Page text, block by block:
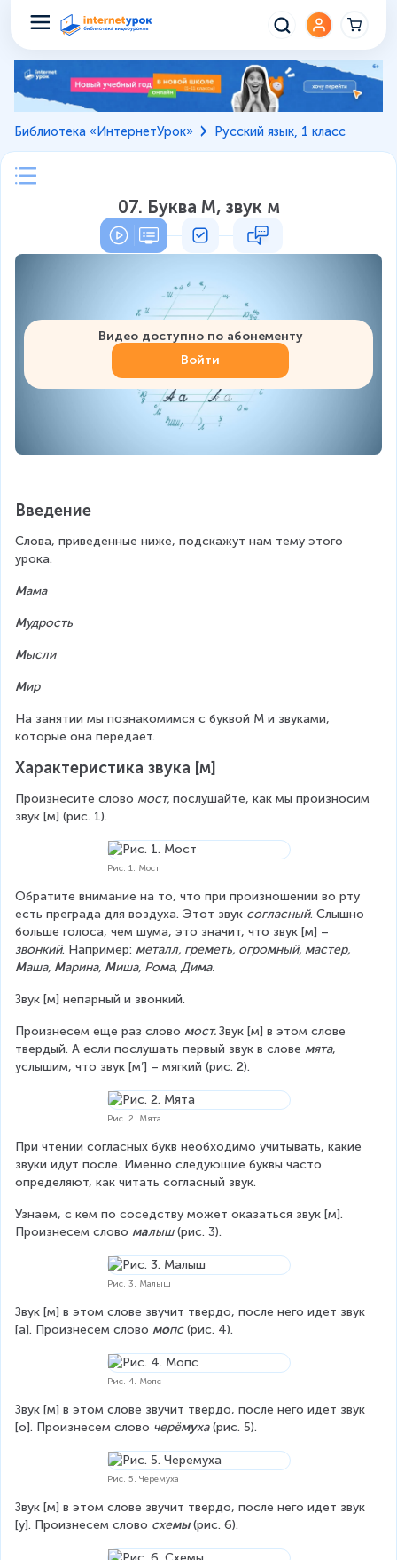
Библиотека «ИнтернетУрок» Русский язык, 1 класс
07. Буква М, звук м
Видео доступно по абонементу
Войти
Введение
Слова, приведенные ниже, подскажут нам тему этого
урока.
Мама
Мудрость
Мысли
Мир
На занятии мы познакомимся с буквой М и звуками,
которые она передает.
Характеристика звука [м]
Произнесите слово мост, послушайте, как мы произносим
звук [м] (рис. 1).
Рис. 1. Мост
Обратите внимание на то, что при произношении во рту
есть преграда для воздуха. Этот звук согласный. Слышно
больше голоса, чем шума, это значит, что звук [м] –
звонкий. Например: металл, греметь, огромный, мастер,
Маша, Марина, Миша, Рома, Дима.
Звук [м] непарный и звонкий.
Произнесем еще раз слово мост. Звук [м] в этом слове
твердый. А если послушать первый звук в слове мята,
услышим, что звук [м’] – мягкий (рис. 2).
Рис. 2. Мята
При чтении согласных букв необходимо учитывать, какие
звуки идут после. Именно следующие буквы часто
определяют, как читать согласный звук.
Узнаем, с кем по соседству может оказаться звук [м].
Произнесем слово малыш (рис. 3).
Рис. 3. Малыш
Звук [м] в этом слове звучит твердо, после него идет звук
[а]. Произнесем слово мопс (рис. 4).
Рис. 4. Мопс
Звук [м] в этом слове звучит твердо, после него идет звук
[о]. Произнесем слово черёмуха (рис. 5).
Рис. 5. Черемуха
Звук [м] в этом слове звучит твердо, после него идет звук
[у]. Произнесем слово схемы (рис. 6).